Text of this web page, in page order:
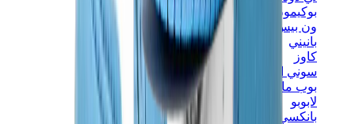
بوكيمون
ون بيس
بانيني
كاوز
سوني انجل
بوب مارت
لابوبو
بانكسي